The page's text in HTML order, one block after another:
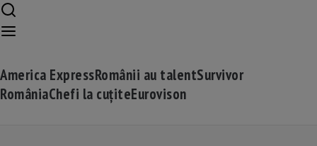
America ExpressRomânii au talentSurvivor
RomâniaChefi la cuțiteEurovison